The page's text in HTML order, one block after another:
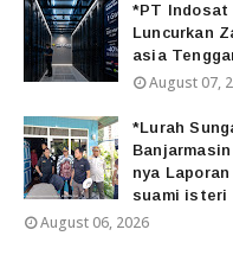
*PT Indosat
Luncurkan
asia
August 07,
*Lurah
nya
suami isteri
August 06, 2026